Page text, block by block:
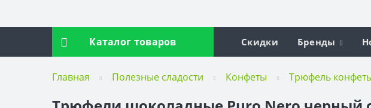
Каталог товаров Скидки Бренды
Главная Полезные сладости Конфеты Трюфель